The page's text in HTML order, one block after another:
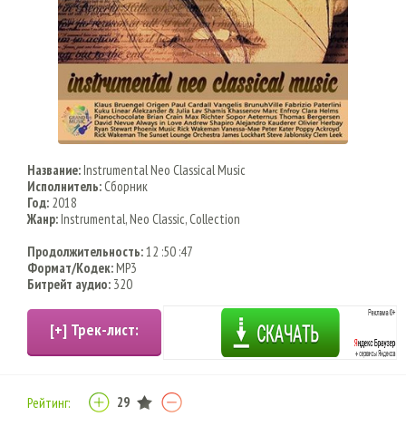
Название:Instrumental Neo Classical Music
Исполнитель:Сборник
Год: 2018
Жанр:Instrumental, Neo Classic, Collection
Продолжительность:12 :50 :47
Формат/Кодек:MP3
Битрейт аудио: 320
Рейтинг: 29